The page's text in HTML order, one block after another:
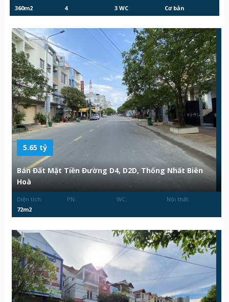
360m2
4
3 WC
Cơ bản
5.65 tỷ
Bán Đất Mặt Tiền Đường D4, D2D, Thống Nhất Biên
Hoà
Diện tích:
72m2
PN: WC: Nội thất: